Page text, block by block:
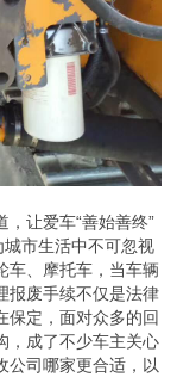
让爱车“善始善终”
城市生活中不可忽视
车、摩托车，当车辆
报废手续不仅是法律
保定，面对众多的回
，成了不少车主关心
公司哪家更合适，以